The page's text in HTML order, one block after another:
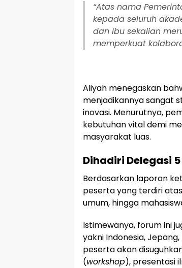
​“Atas nama
kepada seluruh
dan Ibu sekalian
memperkuat
​Aliyah menegaskan
menjadikannya sangat
inovasi. Menurutnya,
kebutuhan vital demi
masyarakat luas.
Dihadiri Delegasi
​Berdasarkan laporan
peserta yang terdiri
umum, hingga
​Istimewanya, forum ini
yakni Indonesia,
peserta akan
(workshop), presentasi